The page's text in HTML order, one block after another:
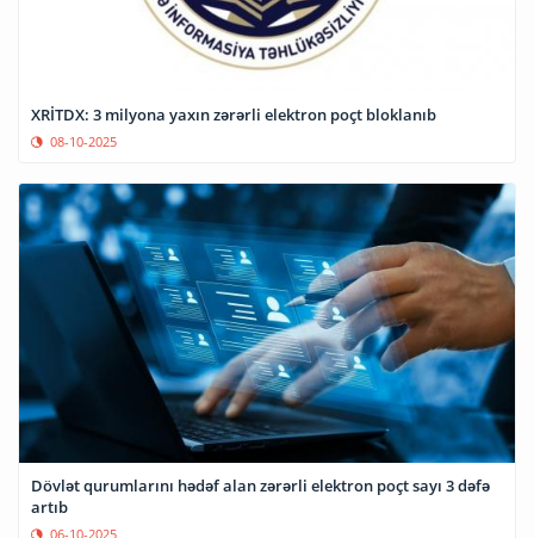
XRİTDX: 3 milyona yaxın zərərli elektron poçt bloklanıb
08-10-2025
Dövlət qurumlarını hədəf alan zərərli elektron poçt sayı 3 dəfə
artıb
06-10-2025